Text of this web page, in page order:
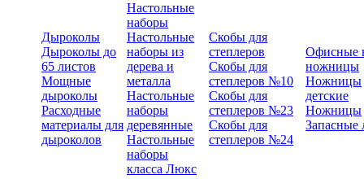
Дыроколы
Дыроколы до
65 листов
Мощные
дыроколы
Расходные
материалы для
дыроколов
Настольные
наборы
Настольные
наборы из
дерева и
металла
Настольные
наборы
деревянные
Настольные
наборы
класса Люкс
Скобы для
степлеров
Скобы для
степлеров №10
Скобы для
степлеров №23
Скобы для
степлеров №24
Офисные
ножницы
Ножницы
детские
Ножницы
Запасные